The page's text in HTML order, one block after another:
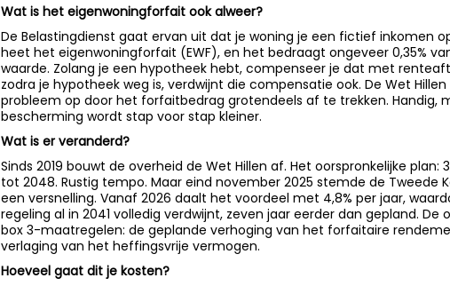
Wat is het eigenwoningforfait ook alweer?
De Belastingdienst gaat ervan uit dat je woning je een fictief inkomen
heet het eigenwoningforfait (EWF), en het bedraagt ongeveer 0,35%
waarde. Zolang je een hypotheek hebt, compenseer je dat met
zodra je hypotheek weg is, verdwijnt die compensatie ook. De Wet
probleem op door het forfaitbedrag grotendeels af te trekken. Handig,
bescherming wordt stap voor stap kleiner.
Wat is er veranderd?
Sinds 2019 bouwt de overheid de Wet Hillen af. Het oorspronkelijke plan:
tot 2048. Rustig tempo. Maar eind november 2025 stemde de Tweede
een versnelling. Vanaf 2026 daalt het voordeel met 4,8% per jaar,
regeling al in 2041 volledig verdwijnt, zeven jaar eerder dan gepland.
box 3-maatregelen: de geplande verhoging van het forfaitaire
verlaging van het heffingsvrije vermogen.
Hoeveel gaat dit je kosten?